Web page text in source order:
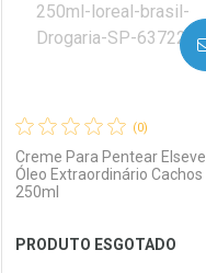
Ver Desconto Convênio
(0)
Creme Para Pentear Elseve
Óleo Extraordinário Cachos
250ml
PRODUTO ESGOTADO
AVISE-ME